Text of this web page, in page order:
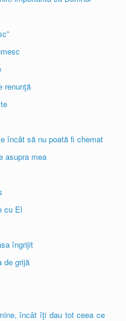
renunţă
încât să nu poată fi chemat
asupra mea
cu El
îngrijit
de grijă
încât îţi dau tot ceea ce